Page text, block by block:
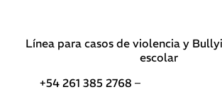
Línea para casos de violencia y
escolar
+54 261 385 2768 –